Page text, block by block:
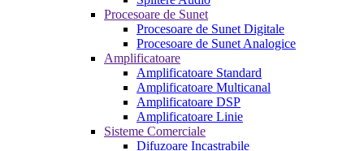
Procesoare de Sunet
Procesoare de Sunet Digitale
Procesoare de Sunet Analogice
Amplificatoare
Amplificatoare Standard
Amplificatoare Multicanal
Amplificatoare DSP
Amplificatoare Linie
Sisteme Comerciale
Difuzoare Incastrabile